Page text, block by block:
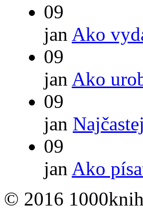
09
jan Ako
09
jan Ako
09
jan
09
jan Ako
© 2016